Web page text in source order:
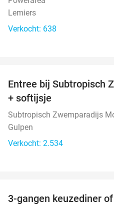
Lemiers
Verkocht: 638
Entree bij Subtropisch
+ softijsje
Subtropisch Zwemparadijs
Gulpen
Verkocht: 2.534
3-gangen keuzediner